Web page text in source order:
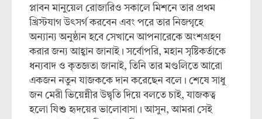
প্লাবন মানুয়েল রোজারিও সকালে মিশনে তার প্রথম
খ্রিস্টযাগ উৎসর্গ করবেন এবং পরে তার নিজগৃহে
অন্যান্য অনুষ্ঠান হবে সেখানে আপনারেকে অংশগ্রহণ
করার জন্য আহ্বান জানাই। সর্বোপরি, মহান সৃষ্টিকর্তাকে
ধন্যবাদ ও কৃতজ্ঞতা জানাই, তিনি তার মণ্ডলিতে আরো
একজন নতুন যাজককে দান করেছেন বলে। শেষে সাধু
জন মেরী ভিয়েন্নীর উদ্বৃতি দিয়ে বলতে চাই, যাজকত্ব
হলো যিশু হৃদয়ের ভালোবাসা। আসুন, আমরা সেই